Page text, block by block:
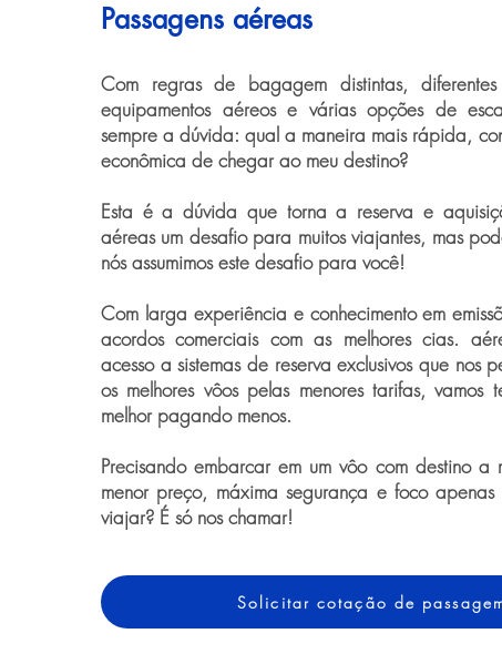
Passagens aéreas
Com regras de bagagem distintas, diferentes
equipamentos aéreos e várias opções de
sempre a dúvida: qual a maneira mais rápida,
econômica de chegar ao meu destino?
Esta é a dúvida que torna a reserva e
aéreas um desafio para muitos viajantes, mas
nós assumimos este desafio para você!
Com larga experiência e conhecimento em
acordos comerciais com as melhores cias.
acesso a sistemas de reserva exclusivos que nos
os melhores vôos pelas menores tarifas,
melhor pagando menos.
Precisando embarcar em um vôo com destino a
menor preço, máxima segurança e foco
viajar? É só nos chamar!
Solicitar cotação de